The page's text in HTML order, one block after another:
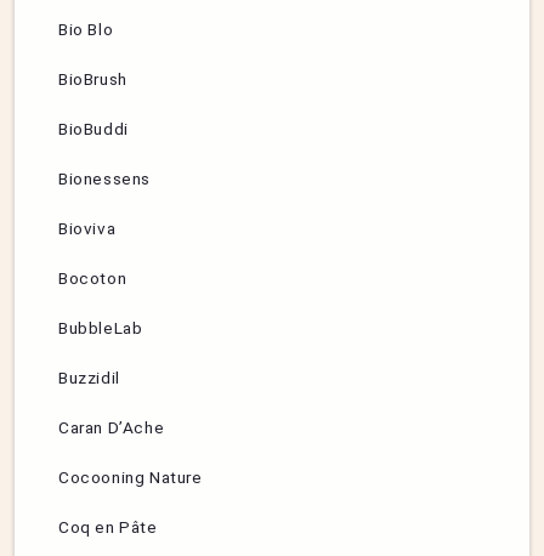
Bio Blo
BioBrush
BioBuddi
Bionessens
Bioviva
Bocoton
BubbleLab
Buzzidil
Caran D’Ache
Cocooning Nature
Coq en Pâte